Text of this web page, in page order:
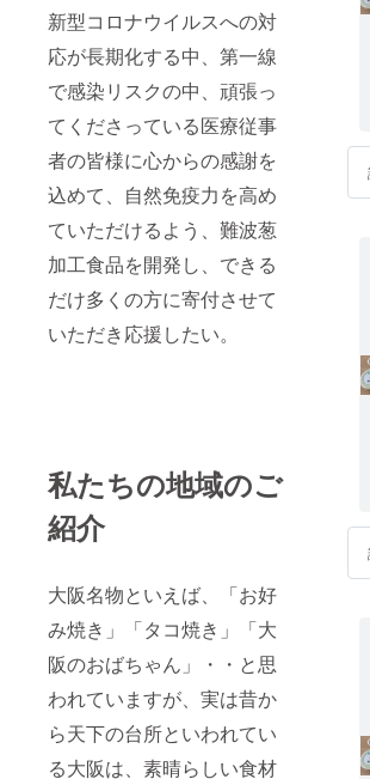
新型コロナウイルスへの対
応が長期化する中、第一線
で感染リスクの中、頑張っ
てくださっている医療従事
者の皆様に心からの感謝を
込めて、自然免疫力を高め
ていただけるよう、難波葱
加工食品を開発し、できる
だけ多くの方に寄付させて
いただき応援したい。
私たちの地域のご
紹介
大阪名物といえば、「お好
み焼き」「タコ焼き」「大
阪のおばちゃん」・・と思
われていますが、実は昔か
ら天下の台所といわれてい
る大阪は、素晴らしい食材